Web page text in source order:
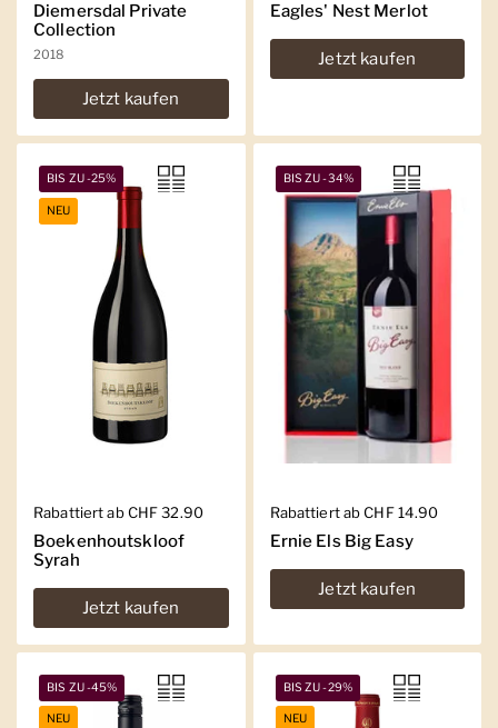
Diemersdal Private
Collection
2018
Jetzt kaufen
Eagles' Nest Merlot
Jetzt kaufen
Regulärer Preis
Rabattiert ab CHF 32.90
Boekenhoutskloof
Syrah
Jetzt kaufen
BIS ZU -25%
NEU
Regulärer Preis
Rabattiert ab CHF 14.90
Ernie Els Big Easy
Jetzt kaufen
BIS ZU -34%
BIS ZU -45%
NEU
BIS ZU -29%
NEU